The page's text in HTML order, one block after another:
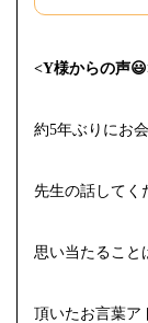
<Y様からの声
約5年ぶりにお
先生の話してく
思い当たること
頂いたお言葉ア